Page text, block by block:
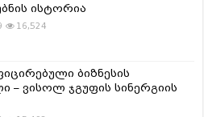
ისტორია
16,524
ბიზნესის
– ვისოლ ჯგუფის სინერგიის